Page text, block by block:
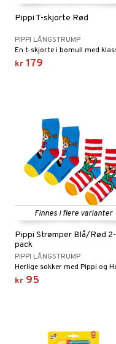
Pippi T-skjorte Rød
PIPPI LÅNGSTRUMP
kr 179
Finnes i flere varianter
Pippi Strømper Blå/Rød 2-
pack
PIPPI LÅNGSTRUMP
kr 95